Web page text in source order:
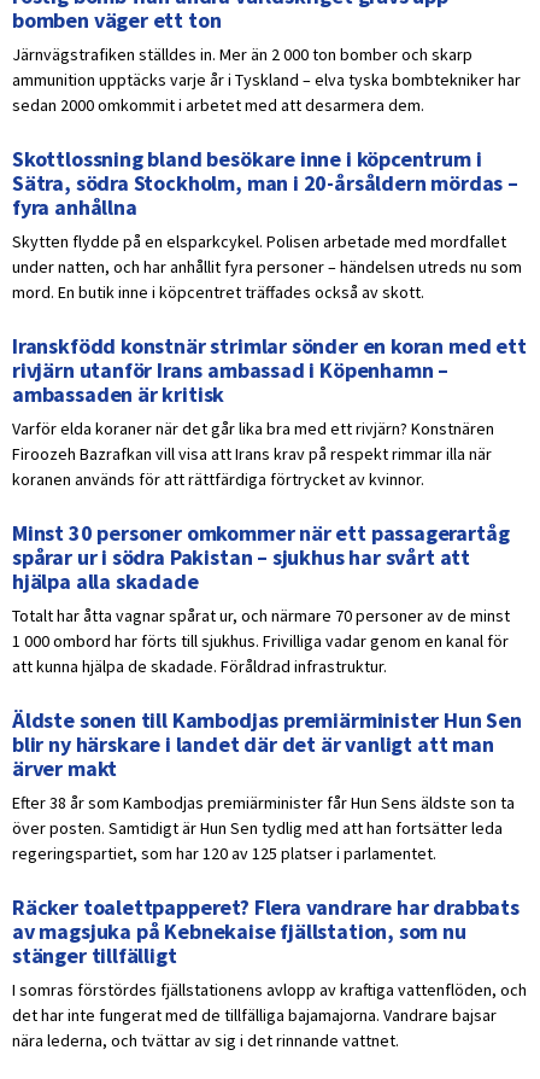
bomben väger ett ton
Järnvägstrafiken ställdes in. Mer än 2 000 ton bomber och skarp
ammunition upptäcks varje år i Tyskland – elva tyska bombtekniker har
sedan 2000 omkommit i arbetet med att desarmera dem.
Skottlossning bland besökare inne i köpcentrum i
Sätra, södra Stockholm, man i 20-årsåldern mördas –
fyra anhållna
Skytten flydde på en elsparkcykel. Polisen arbetade med mordfallet
under natten, och har anhållit fyra personer – händelsen utreds nu som
mord. En butik inne i köpcentret träffades också av skott.
Iranskfödd konstnär strimlar sönder en koran med ett
rivjärn utanför Irans ambassad i Köpenhamn –
ambassaden är kritisk
Varför elda koraner när det går lika bra med ett rivjärn? Konstnären
Firoozeh Bazrafkan vill visa att Irans krav på respekt rimmar illa när
koranen används för att rättfärdiga förtrycket av kvinnor.
Minst 30 personer omkommer när ett passagerartåg
spårar ur i södra Pakistan – sjukhus har svårt att
hjälpa alla skadade
Totalt har åtta vagnar spårat ur, och närmare 70 personer av de minst
1 000 ombord har förts till sjukhus. Frivilliga vadar genom en kanal för
att kunna hjälpa de skadade. Föråldrad infrastruktur.
Äldste sonen till Kambodjas premiärminister Hun Sen
blir ny härskare i landet där det är vanligt att man
ärver makt
Efter 38 år som Kambodjas premiärminister får Hun Sens äldste son ta
över posten. Samtidigt är Hun Sen tydlig med att han fortsätter leda
regeringspartiet, som har 120 av 125 platser i parlamentet.
Räcker toalettpapperet? Flera vandrare har drabbats
av magsjuka på Kebnekaise fjällstation, som nu
stänger tillfälligt
I somras förstördes fjällstationens avlopp av kraftiga vattenflöden, och
det har inte fungerat med de tillfälliga bajamajorna. Vandrare bajsar
nära lederna, och tvättar av sig i det rinnande vattnet.